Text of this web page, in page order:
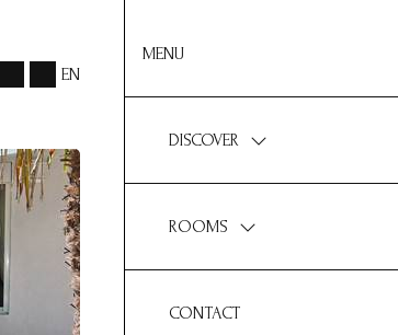
EN
MENU
DISCOVER
ROOMS
CONTACT